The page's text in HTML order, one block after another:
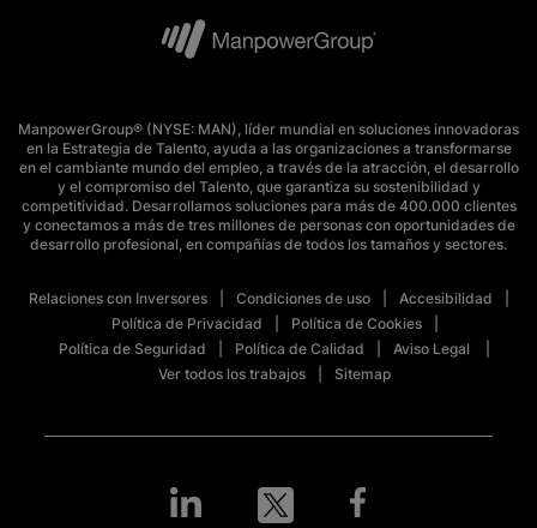
ManpowerGroup® (NYSE: MAN), líder mundial en soluciones innovadoras
en la Estrategia de Talento, ayuda a las organizaciones a transformarse
en el cambiante mundo del empleo, a través de la atracción, el desarrollo
y el compromiso del Talento, que garantiza su sostenibilidad y
competitividad. Desarrollamos soluciones para más de 400.000 clientes
y conectamos a más de tres millones de personas con oportunidades de
desarrollo profesional, en compañías de todos los tamaños y sectores.
Relaciones con Inversores Condiciones de uso
Accesibilidad
Política de Privacidad
Política de Cookies
Política de Seguridad
Política de Calidad
Aviso Legal
Ver todos los trabajos
Sitemap